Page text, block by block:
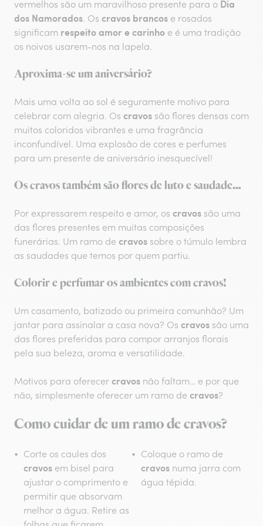
vermelhos são um maravilhoso presente para o Dia
dos Namorados. Os cravos brancos e rosados
significam respeito amor e carinho e é uma tradição
os noivos usarem-nos na lapela.
Aproxima-se um aniversário?
Mais uma volta ao sol é seguramente motivo para
celebrar com alegria. Os cravos são flores densas com
muitos coloridos vibrantes e uma fragrância
inconfundível. Uma explosão de cores e perfumes
para um presente de aniversário inesquecível!
Oscravostambém são flores de luto e saudade…
Por expressarem respeito e amor, os cravos são uma
das flores presentes em muitas composições
funerárias. Um ramo de cravos sobre o túmulo lembra
as saudades que temos por quem partiu.
Colorir e perfumar os ambientes comcravos!
Um casamento, batizado ou primeira comunhão? Um
jantar para assinalar a casa nova? Os cravos são uma
das flores preferidas para compor arranjos florais
pela sua beleza, aroma e versatilidade.
Motivos para oferecer cravos não faltam… e por que
não, simplesmente oferecer um ramo de cravos?
Como cuidar de um ramo decravos?
Corte os caules dos
cravos em bisel para
ajustar o comprimento e
permitir que absorvam
melhor a água. Retire as
Coloque o ramo de
cravos numa jarra com
água tépida.